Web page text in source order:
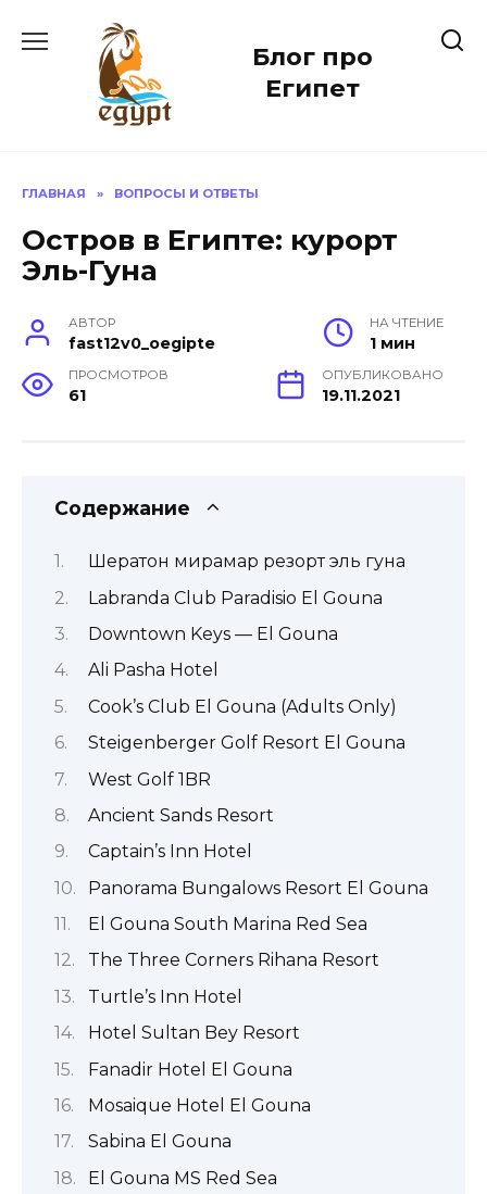
содержанию
Блог про
Египет
ГЛАВНАЯ » ВОПРОСЫ И ОТВЕТЫ
Остров в Египте: курорт
Эль-Гуна
АВТОР
fast12v0_oegipte
НА ЧТЕНИЕ
1 мин
ПРОСМОТРОВ
61
ОПУБЛИКОВАНО
19.11.2021
Содержание
Шератон мирамар резорт эль гуна
Labranda Club Paradisio El Gouna
Downtown Keys — El Gouna
Ali Pasha Hotel
Cook’s Club El Gouna (Adults Only)
Steigenberger Golf Resort El Gouna
West Golf 1BR
Ancient Sands Resort
Captain’s Inn Hotel
Panorama Bungalows Resort El Gouna
El Gouna South Marina Red Sea
The Three Corners Rihana Resort
Turtle’s Inn Hotel
Hotel Sultan Bey Resort
Fanadir Hotel El Gouna
Mosaique Hotel El Gouna
Sabina El Gouna
El Gouna MS Red Sea